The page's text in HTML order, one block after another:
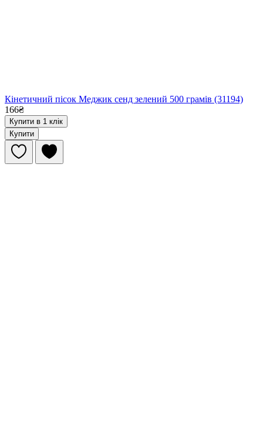
Кінетичний пісок Меджик сенд зелений 500 грамів (31194)
166₴
Купити в 1 клік
Купити